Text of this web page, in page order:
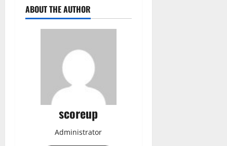
ABOUT THE AUTHOR
scoreup
Administrator